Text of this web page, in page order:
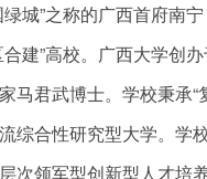
城”之称的广西首府南
建”高校。广西大学创
马君武博士。学校秉承
综合性研究型大学。学
次领军型创新型人才培养